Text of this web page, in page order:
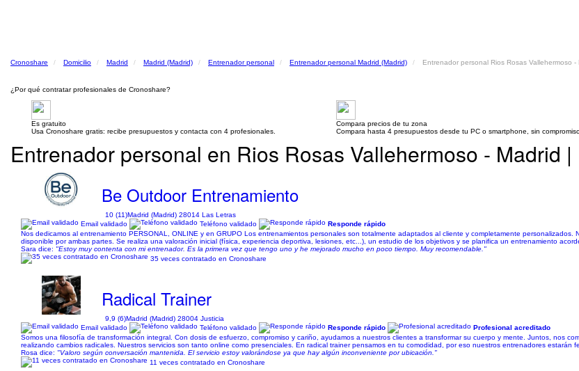
Cronoshare Domicilio Madrid Madrid (Madrid) Entrenador personal Entrenador personal Madrid (Madrid) Entrenador personal Rios Rosas Vallehermoso -
¿Por qué contratar profesionales de Cronoshare?
Es gratuito
Usa Cronoshare gratis: recibe presupuestos y contacta con 4 profesionales.
Compara precios de tu zona
Compara hasta 4 presupuestos desde tu PC o smartphone, sin
Entrenador personal en Rios Rosas Vallehermoso - Madrid
Be Outdoor Entrenamiento
10 (11)Madrid (Madrid) 28014 Las Letras
Email validado
Teléfono validado
Responde rápido
Nos dedicamos al entrenamiento PERSONAL, ONLINE y en GRUPO Los entrenamientos personales son totalmente adaptados al cliente y completamente personalizados.
disponible por ambas partes. Se realiza una valoración inicial (física, experiencia deportiva, lesiones, etc...), un estudio de los objetivos y se planifica un entrenamiento
Sara dice: "Estoy muy contenta con mi entrenador. Es la primera vez que tengo uno y he mejorado mucho en poco tiempo. Muy recomendable."
35 veces contratado en Cronoshare
Radical Trainer
9,9 (6)Madrid (Madrid) 28004 Justicia
Email validado
Teléfono validado Responde rápido
Profesional acreditado
Somos una filosofía de transformación integral. Con dosis de esfuerzo, compromiso y cariño, ayudamos a nuestros clientes a transformar su cuerpo y mente. Juntos, nos
realizando cambios radicales. Nuestros servicios son tanto online como presenciales. En radical trainer pensamos en tu comodidad, por eso nuestros entrenadores estarán
Rosa dice: "Valoro según conversación mantenida. El servicio estoy valorándose ya que hay algún inconveniente por ubicación."
11 veces contratado en Cronoshare